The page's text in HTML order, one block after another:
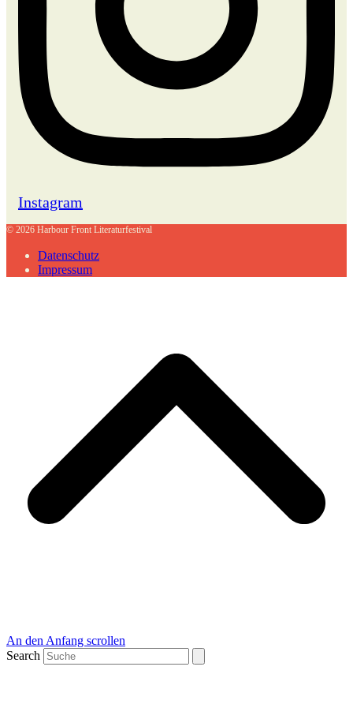
Instagram
© 2026 Harbour Front Literaturfestival
Datenschutz
Impressum
An den Anfang scrollen
Search